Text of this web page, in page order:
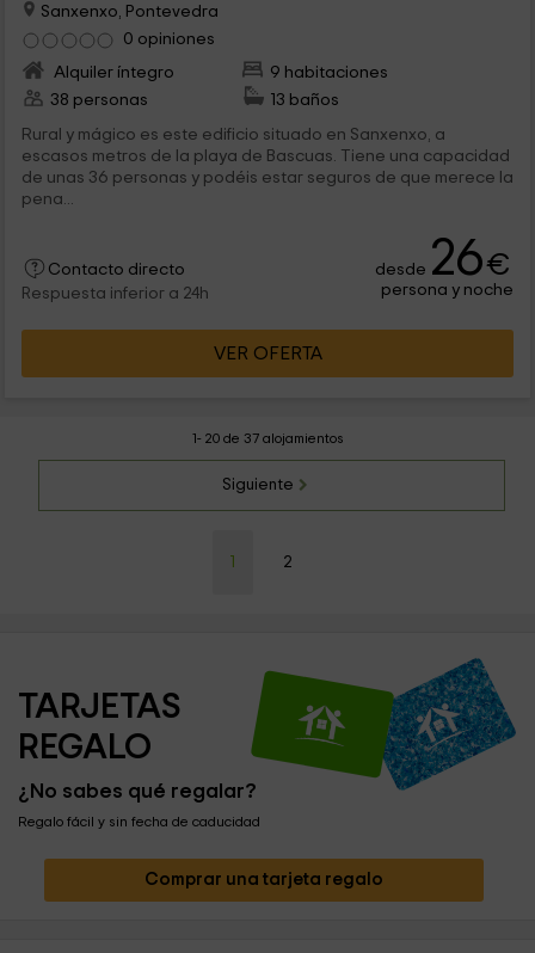
Sanxenxo, Pontevedra
0 opiniones
Alquiler íntegro
9 habitaciones
38 personas
13 baños
Rural y mágico es este edificio situado en Sanxenxo, a
escasos metros de la playa de Bascuas. Tiene una capacidad
de unas 36 personas y podéis estar seguros de que merece la
pena...
Contacto directo
Respuesta inferior a 24h
desde 26€
persona y noche
VER OFERTA
1- 20 de 37 alojamientos
Siguiente
2
TARJETAS
REGALO
¿No sabes qué regalar?
Regalo fácil y sin fecha de caducidad
Comprar una tarjeta regalo